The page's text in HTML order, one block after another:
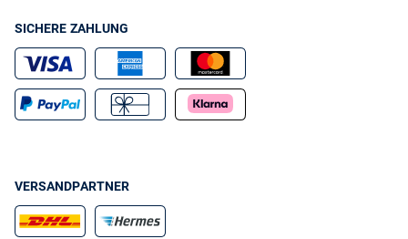
SICHERE ZAHLUNG
VERSANDPARTNER